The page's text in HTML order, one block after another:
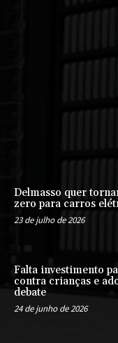
Delmasso quer
zero para carros
23 de julho de 2026
Falta investimento
contra crianças e
debate
24 de junho de 2026